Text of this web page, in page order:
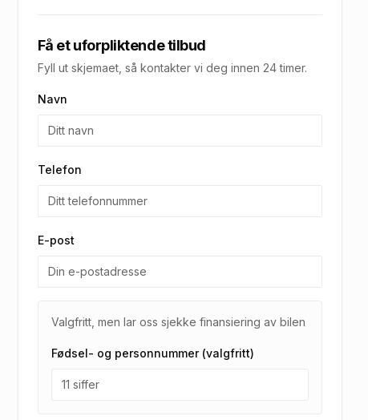
Få et uforpliktende tilbud
Fyll ut skjemaet, så kontakter vi deg innen 24 timer.
Navn
Telefon
E-post
Valgfritt, men lar oss sjekke finansiering av bilen
Fødsel- og personnummer (valgfritt)